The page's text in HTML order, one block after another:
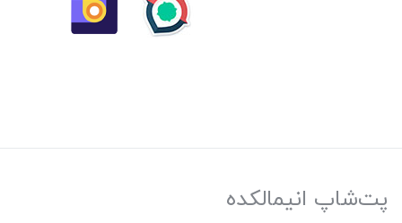
پت‌شاپ انیمالکده